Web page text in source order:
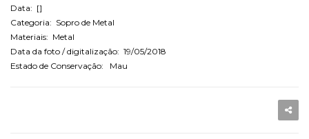
Data: []
Categoria: Sopro de Metal
Materiais: Metal
Data da foto / digitalização: 19/05/2018
Estado de Conservação: Mau